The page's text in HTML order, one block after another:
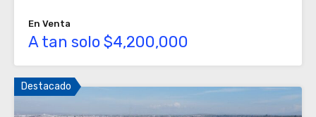
En Venta
A tan solo $4,200,000
Destacado